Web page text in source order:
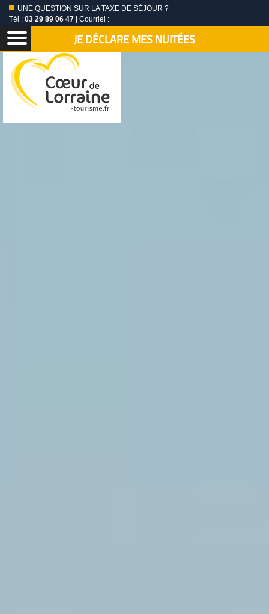
UNE QUESTION SUR LA TAXE DE SÉJOUR ?
Tél : 03 29 89 06 47 | Courriel :
JE DÉCLARE MES NUITÉES